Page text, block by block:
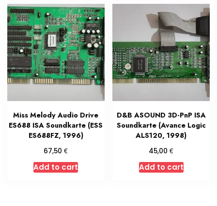
Miss Melody Audio Drive
ES688 ISA Soundkarte (ESS
ES688FZ, 1996)
67,50€
Add to cart
D&B ASOUND 3D-PnP ISA
Soundkarte (Avance Logic
ALS120, 1998)
45,00€
Add to cart